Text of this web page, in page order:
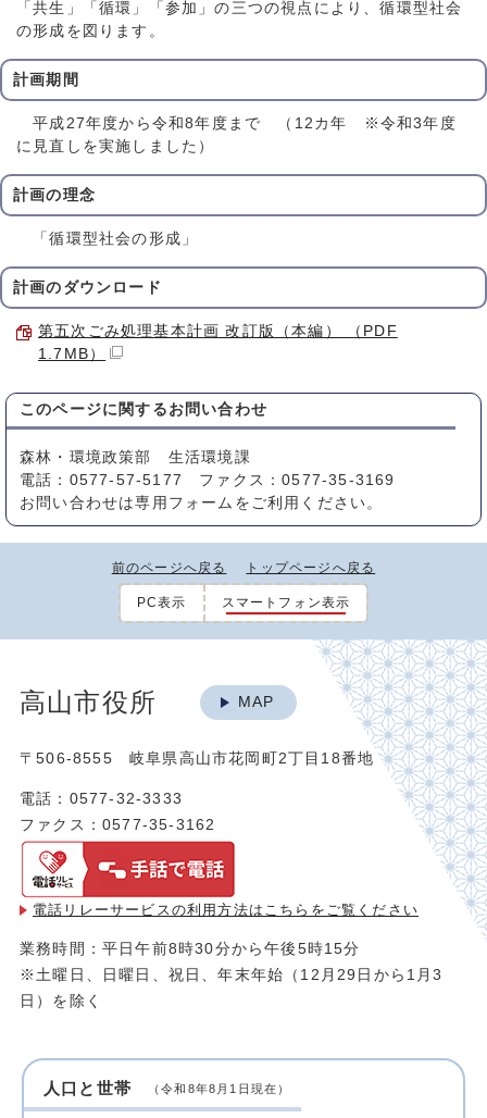
「共生」「循環」「参加」の三つの視点により、循環型社会
の形成を図ります。
計画期間
平成27年度から令和8年度まで （12カ年 ※令和3年度
に見直しを実施しました）
計画の理念
「循環型社会の形成」
計画のダウンロード
第五次ごみ処理基本計画 改訂版（本編） （PDF
1.7MB）
このページに関する お問い合わせ
森林・環境政策部 生活環境課
電話：0577-57-5177 ファクス：0577-35-3169
お問い合わせは専用フォームをご利用ください。
前のページへ戻る トップページへ戻る
PC表示 スマートフォン表示
高山市役所 MAP
〒506-8555 岐阜県高山市花岡町2丁目18番地
電話：0577-32-3333
ファクス：0577-35-3162
電話リレーサービスの利用方法は こちらをご覧ください
業務時間：平日午前8時30分から午後5時15分
※土曜日、日曜日、祝日、年末年始（12月29日から1月3
日）を除く
人口と世帯 （令和8年8月1日現在）